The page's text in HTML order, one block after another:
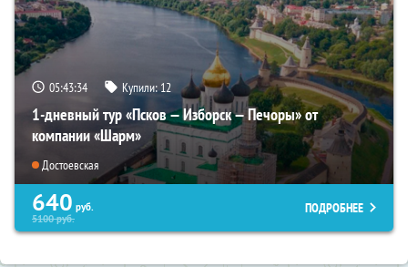
05:43:32 Купили:12
1-дневный тур «Псков — Изборск — Печоры» от
компании «Шарм»
Достоевская
640 руб.
5100руб.
ПОДРОБНЕЕ